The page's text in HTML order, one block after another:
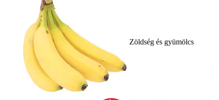
Zöldség és gyümölcs